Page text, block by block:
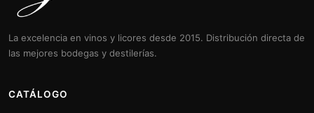
La excelencia en vinos y licores desde 2015. Distribución directa de
las mejores bodegas y destilerías.
CATÁLOGO